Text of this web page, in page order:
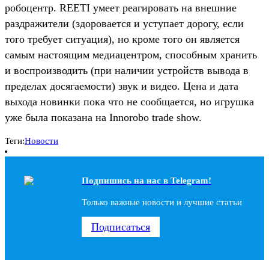
робоцентр. REETI умеет реагировать на внешние
раздражители (здоровается и уступает дорогу, если
того требует ситуация), но кроме того он является
самым настоящим медиацентром, способным хранить
и воспроизводить (при наличии устройств вывода в
пределах досягаемости) звук и видео. Цена и дата
выхода новинки пока что не сообщается, но игрушка
уже была показана на Innorobo trade show.
Теги:Новости
Подпишись на наc в Telegram!
Только важные новости и лучшие статьи
Подписаться